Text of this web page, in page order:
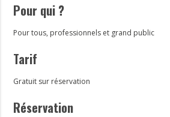
Pour qui ?
Pour tous, professionnels et grand public
Tarif
Gratuit sur réservation
Réservation